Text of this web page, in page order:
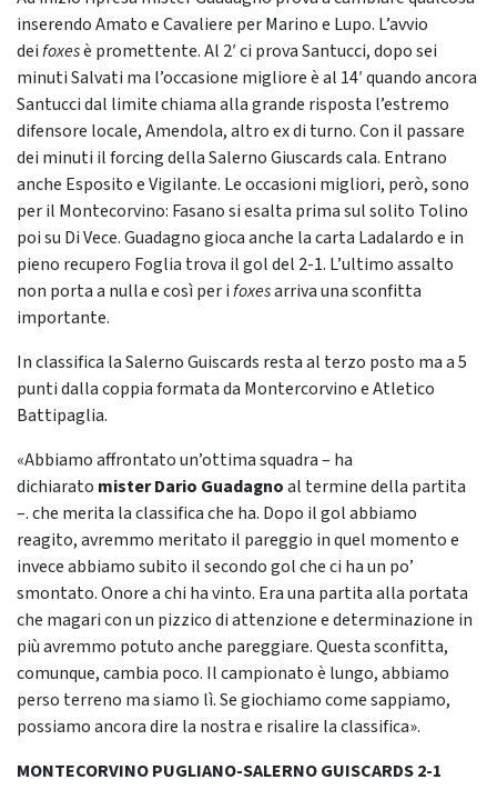
inserendo Amato e Cavaliere per Marino e Lupo. L’avvio
deifoxesè promettente. Al 2′ ci prova Santucci, dopo sei
minuti Salvati ma l’occasione migliore è al 14′ quando ancora
Santucci dal limite chiama alla grande risposta l’estremo
difensore locale, Amendola, altro ex di turno. Con il passare
dei minuti il forcing della Salerno Giuscards cala. Entrano
anche Esposito e Vigilante. Le occasioni migliori, però, sono
per il Montecorvino: Fasano si esalta prima sul solito Tolino
poi su Di Vece. Guadagno gioca anche la carta Ladalardo e in
pieno recupero Foglia trova il gol del 2-1. L’ultimo assalto
non porta a nulla e così per ifoxesarriva una sconfitta
importante.
In classifica la Salerno Guiscards resta al terzo posto ma a 5
punti dalla coppia formata da Montercorvino e Atletico
Battipaglia.
«Abbiamo affrontato un’ottima squadra – ha
dichiarato mister Dario Guadagnoal termine della partita
–. che merita la classifica che ha. Dopo il gol abbiamo
reagito, avremmo meritato il pareggio in quel momento e
invece abbiamo subito il secondo gol che ci ha un po’
smontato. Onore a chi ha vinto. Era una partita alla portata
che magari con un pizzico di attenzione e determinazione in
più avremmo potuto anche pareggiare. Questa sconfitta,
comunque, cambia poco. Il campionato è lungo, abbiamo
perso terreno ma siamo lì. Se giochiamo come sappiamo,
possiamo ancora dire la nostra e risalire la classifica».
MONTECORVINO PUGLIANO-SALERNO GUISCARDS 2-1